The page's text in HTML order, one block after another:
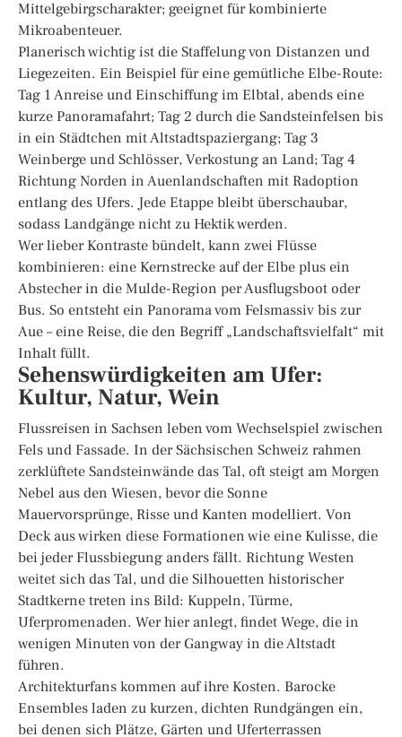
Mittelgebirgscharakter; geeignet für kombinierte
Mikroabenteuer.
Planerisch wichtig ist die Staffelung von Distanzen und
Liegezeiten. Ein Beispiel für eine gemütliche Elbe-Route:
Tag 1 Anreise und Einschiffung im Elbtal, abends eine
kurze Panoramafahrt; Tag 2 durch die Sandsteinfelsen bis
in ein Städtchen mit Altstadtspaziergang; Tag 3
Weinberge und Schlösser, Verkostung an Land; Tag 4
Richtung Norden in Auenlandschaften mit Radoption
entlang des Ufers. Jede Etappe bleibt überschaubar,
sodass Landgänge nicht zu Hektik werden.
Wer lieber Kontraste bündelt, kann zwei Flüsse
kombinieren: eine Kernstrecke auf der Elbe plus ein
Abstecher in die Mulde-Region per Ausflugsboot oder
Bus. So entsteht ein Panorama vom Felsmassiv bis zur
Aue – eine Reise, die den Begriff „Landschaftsvielfalt“ mit
Inhalt füllt.
Sehenswürdigkeiten am Ufer:
Kultur, Natur, Wein
Flussreisen in Sachsen leben vom Wechselspiel zwischen
Fels und Fassade. In der Sächsischen Schweiz rahmen
zerklüftete Sandsteinwände das Tal, oft steigt am Morgen
Nebel aus den Wiesen, bevor die Sonne
Mauervorsprünge, Risse und Kanten modelliert. Von
Deck aus wirken diese Formationen wie eine Kulisse, die
bei jeder Flussbiegung anders fällt. Richtung Westen
weitet sich das Tal, und die Silhouetten historischer
Stadtkerne treten ins Bild: Kuppeln, Türme,
Uferpromenaden. Wer hier anlegt, findet Wege, die in
wenigen Minuten von der Gangway in die Altstadt
führen.
Architekturfans kommen auf ihre Kosten. Barocke
Ensembles laden zu kurzen, dichten Rundgängen ein,
bei denen sich Plätze, Gärten und Uferterrassen